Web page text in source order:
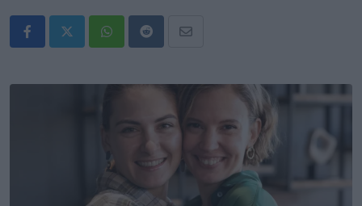
WhatsappRedditShare
Email